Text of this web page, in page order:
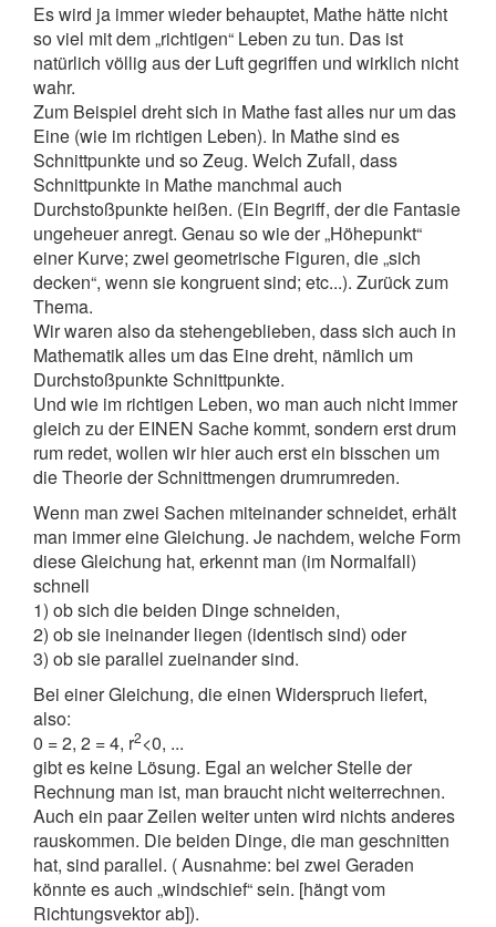
Es wird ja immer wieder behauptet, Mathe hätte nicht
so viel mit dem „richtigen“ Leben zu tun. Das ist
natürlich völlig aus der Luft gegriffen und wirklich nicht
wahr.
Zum Beispiel dreht sich in Mathe fast alles nur um das
Eine (wie im richtigen Leben). In Mathe sind es
Schnittpunkte und so Zeug. Welch Zufall, dass
Schnittpunkte in Mathe manchmal auch
Durchstoßpunkte heißen. (Ein Begriff, der die Fantasie
ungeheuer anregt. Genau so wie der „Höhepunkt“
einer Kurve; zwei geometrische Figuren, die „sich
decken“, wenn sie kongruent sind; etc...). Zurück zum
Thema.
Wir waren also da stehengeblieben, dass sich auch in
Mathematik alles um das Eine dreht, nämlich um
Durchstoßpunkte Schnittpunkte.
Und wie im richtigen Leben, wo man auch nicht immer
gleich zu der EINEN Sache kommt, sondern erst drum
rum redet, wollen wir hier auch erst ein bisschen um
die Theorie der Schnittmengen drumrumreden.
Wenn man zwei Sachen miteinander schneidet, erhält
man immer eine Gleichung. Je nachdem, welche Form
diese Gleichung hat, erkennt man (im Normalfall)
schnell
1) ob sich die beiden Dinge schneiden,
2) ob sie ineinander liegen (identisch sind) oder
3) ob sie parallel zueinander sind.
Bei einer Gleichung, die einen Widerspruch liefert,
also:
0 = 2, 2 = 4, r2<0, ...
gibt es keine Lösung. Egal an welcher Stelle der
Rechnung man ist, man braucht nicht weiterrechnen.
Auch ein paar Zeilen weiter unten wird nichts anderes
rauskommen. Die beiden Dinge, die man geschnitten
hat, sind parallel. ( Ausnahme: bei zwei Geraden
könnte es auch „windschief“ sein. [hängt vom
Richtungsvektor ab]).